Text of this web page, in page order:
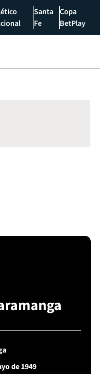
Santa
Fe
Copa
BetPlay
de 1949